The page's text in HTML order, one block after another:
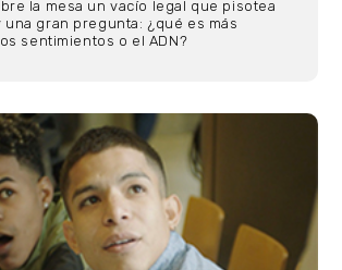
la mesa un vacío legal que pisotea
una gran pregunta: ¿qué es más
sentimientos o el ADN?